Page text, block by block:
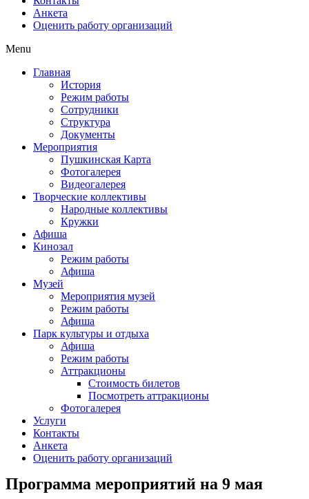
Анкета
Оценить работу организаций
Menu
Главная
История
Режим работы
Сотрудники
Структура
Документы
Мероприятия
Пушкинская Карта
Фотогалерея
Видеогалерея
Творческие коллективы
Народные коллективы
Кружки
Афиша
Кинозал
Режим работы
Афиша
Музей
Мероприятия музей
Режим работы
Афиша
Парк культуры и отдыха
Афиша
Режим работы
Аттракционы
Стоимость билетов
Посмотреть аттракционы
Фотогалерея
Услуги
Контакты
Анкета
Оценить работу организаций
Программа мероприятий на 9 мая